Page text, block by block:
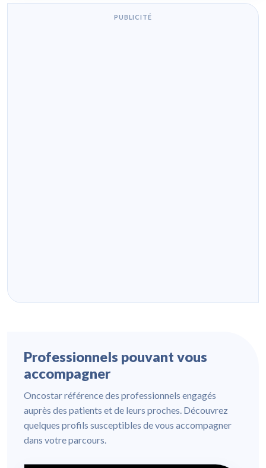
PUBLICITÉ
Professionnels pouvant vous
accompagner
Oncostar référence des professionnels engagés
auprès des patients et de leurs proches. Découvrez
quelques profils susceptibles de vous accompagner
dans votre parcours.